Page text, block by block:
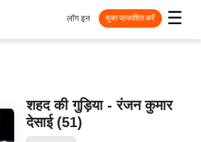
☰
लॉग इन मुक्त प्रकाशित करें
शहद की गुड़िया - रंजन कुमार
देसाई (51)